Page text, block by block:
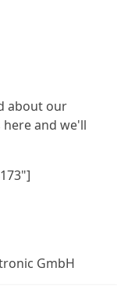
about our
here and we'll
GmbH